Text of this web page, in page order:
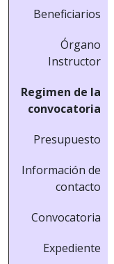
Beneficiarios
Órgano
Instructor
Regimen de la
convocatoria
Presupuesto
Información de
contacto
Convocatoria
Expediente